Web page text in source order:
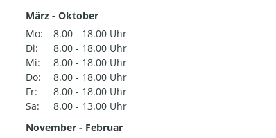
März - Oktober
Mo:
8.00 - 18.00 Uhr
Di:
8.00 - 18.00 Uhr
Mi:
8.00 - 18.00 Uhr
Do:
8.00 - 18.00 Uhr
Fr:
8.00 - 18.00 Uhr
Sa:
8.00 - 13.00 Uhr
November - Februar